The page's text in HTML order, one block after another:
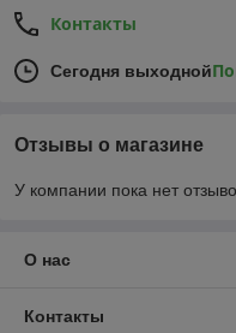
Контакты
Сегодня выходной
Отзывы о магазине
У компании пока нет
О нас
Контакты